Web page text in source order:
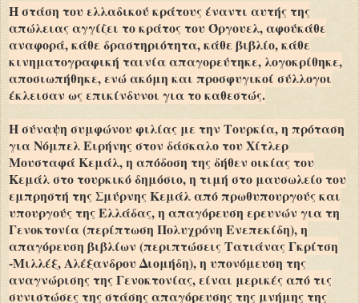
Η στάση του ελλαδικού κράτους έναντι αυτής της
απώλειας αγγίζει το κράτος του Όργουελ, αφούκάθε
αναφορά, κάθε δραστηριότητα, κάθε βιβλίο, κάθε
κινηματογραφική ταινία απαγορεύτηκε, λογοκρίθηκε,
αποσιωπήθηκε, ενώ ακόμη και προσφυγικοί σύλλογοι
έκλεισαν ως επικίνδυνοι για το καθεστώς.
Η σύναψη συμφώνου φιλίας με την Τουρκία, η πρόταση
για Νόμπελ Ειρήνης στον δάσκαλο του Χίτλερ
Μουσταφά Κεμάλ, η απόδοση της δήθεν οικίας του
Κεμάλ στο τουρκικό δημόσιο, η τιμή στο μαυσωλείο του
εμπρηστή της Σμύρνης Κεμάλ από πρωθυπουργούς και
υπουργούς της Ελλάδας, η απαγόρευση ερευνών για τη
Γενοκτονία (περίπτωση Πολυχρόνη Ενεπεκίδη), η
απαγόρευση βιβλίων (περιπτώσεις Τατιάνας Γκρίτση
-Μιλλέξ, Αλέξανδρου Διομήδη), η υπονόμευση της
αναγνώρισης της Γενοκτονίας, είναι μερικές από τις
συνιστώσες της στάσης απαγόρευσης της μνήμης της